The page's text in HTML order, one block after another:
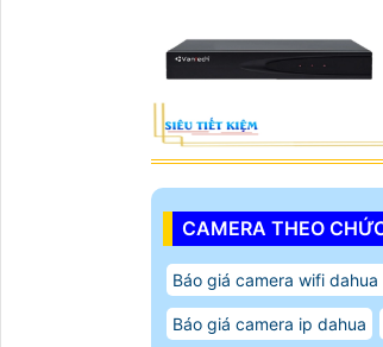
CAMERA THEO
Báo giá camera wifi dahua
Báo giá camera ip dahua